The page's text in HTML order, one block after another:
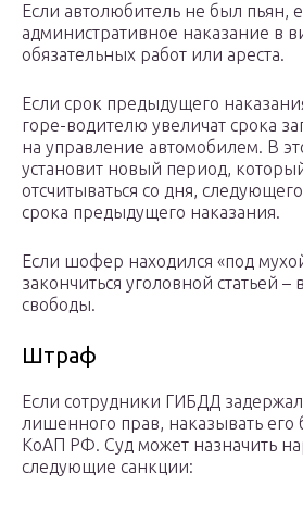
Если автолюбитель не был пьян,
административное наказание в
обязательных работ или ареста.
Если срок предыдущего
горе-водителю увеличат срока
на управление автомобилем. В
установит новый период,
отсчитываться со дня,
срока предыдущего наказания.
Если шофер находился «под
закончиться уголовной статьей
свободы.
Штраф
Если сотрудники ГИБДД
лишенного прав, наказывать его
КоАП РФ. Суд может назначить
следующие санкции: